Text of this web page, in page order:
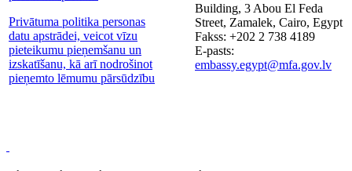
Privātuma politika personas
datu apstrādei, veicot vīzu
pieteikumu pieņemšanu un
izskatīšanu, kā arī nodrošinot
pieņemto lēmumu pārsūdzību
Building, 3 Abou El Feda
Street, Zamalek, Cairo, Egypt
Fakss: +202 2 738 4189
E-pasts:
embassy.egypt@mfa.gov.lv